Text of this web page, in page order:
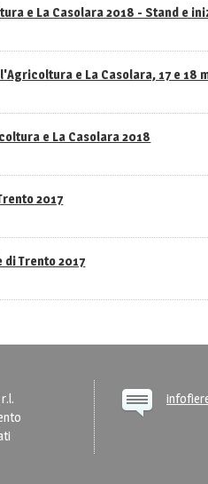
e La Casolara 2018 - Stand e
e La Casolara, 17 e 18
e La Casolara 2018
2017
Trento 2017